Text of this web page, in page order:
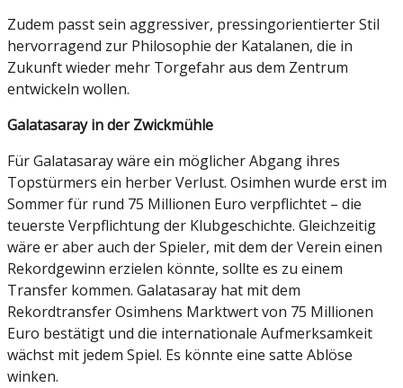
Zudem passt sein aggressiver, pressingorientierter Stil
hervorragend zur Philosophie der Katalanen, die in
Zukunft wieder mehr Torgefahr aus dem Zentrum
entwickeln wollen.
Galatasaray in der Zwickmühle
Für Galatasaray wäre ein möglicher Abgang ihres
Topstürmers ein herber Verlust. Osimhen wurde erst im
Sommer für rund 75 Millionen Euro verpflichtet – die
teuerste Verpflichtung der Klubgeschichte. Gleichzeitig
wäre er aber auch der Spieler, mit dem der Verein einen
Rekordgewinn erzielen könnte, sollte es zu einem
Transfer kommen. Galatasaray hat mit dem
Rekordtransfer Osimhens Marktwert von 75 Millionen
Euro bestätigt und die internationale Aufmerksamkeit
wächst mit jedem Spiel. Es könnte eine satte Ablöse
winken.